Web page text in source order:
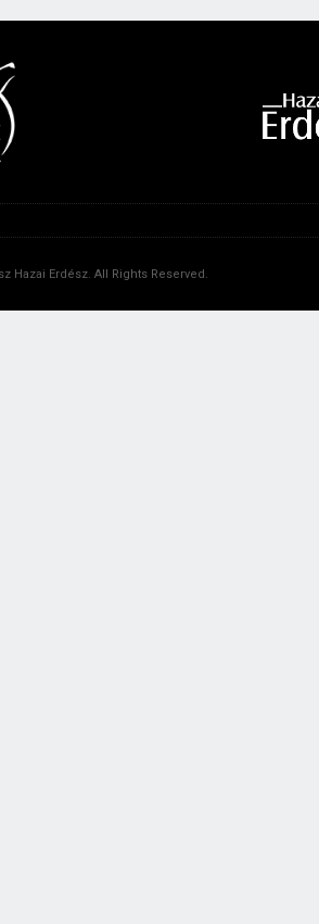
Hazai Erdész. All Rights Reserved.